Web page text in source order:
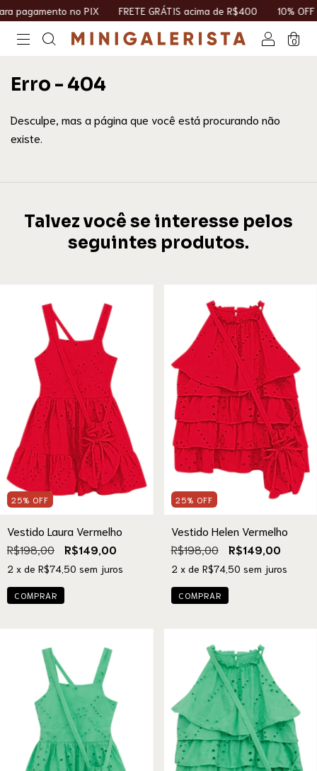
pagamento no PIX FRETE GRÁTIS acima de R$400 10% OFF
0
Erro - 404
Desculpe, mas a página que você está procurando não
existe.
Talvez você se interesse pelos
seguintes produtos.
25% OFF
Vestido Laura Vermelho
R$198,00 R$149,00
2 x de R$74,50 sem juros
COMPRAR
25% OFF
Vestido Helen Vermelho
R$198,00 R$149,00
2 x de R$74,50 sem juros
COMPRAR